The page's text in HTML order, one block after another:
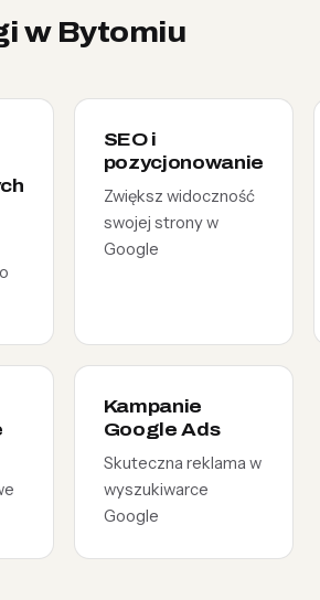
w Bytomiu
SEO i
pozycjonowanie
Zwiększ widoczność
swojej strony w
Google
Kampanie
Google Ads
Skuteczna reklama w
wyszukiwarce
Google